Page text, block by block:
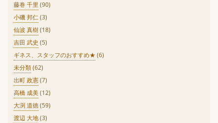
藤巻 千里 (90)
小磯 邦仁(3)
仙波 真樹(18)
吉田 武史 (5)
ギネス、スタッフのおすすめ★ (6)
未分類(62)
出町 政憲(7)
高橋 成美(12)
大渕 道徳(59)
渡辺 大地(3)